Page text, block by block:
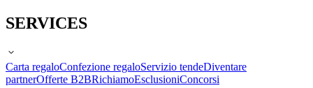
SERVICES
Carta regaloConfezione regaloServizio tendeDiventare
partnerOfferte B2BRichiamoEsclusioniConcorsi